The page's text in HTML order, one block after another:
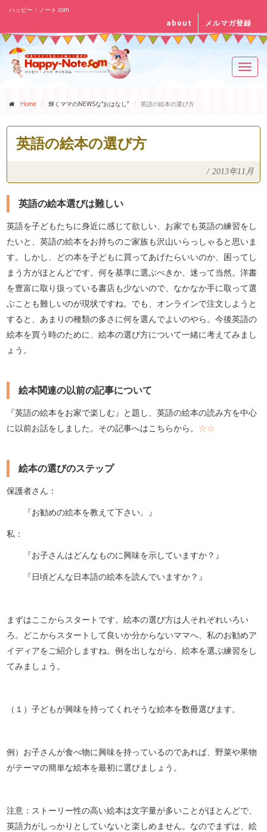
ハッピー・ノート.com
about メルマガ登録
Home 輝くママのNEWSな“おはなし” 英語の絵本の選び方
英語の絵本の選び方
/ 2013年11月
英語の絵本選びは難しい
英語を子どもたちに身近に感じて欲しい、お家でも英語の練習をし
たいと、英語の絵本をお持ちのご家族も沢山いらっしゃると思いま
す。しかし、どの本を子どもに買ってあげたらいいのか、困ってし
まう方がほとんどです。何を基準に選ぶべきか、迷って当然。洋書
を豊富に取り扱っている書店も少ないので、なかなか手に取って選
ぶことも難しいのが現状ですね。でも、オンラインで注文しようと
すると、あまりの種類の多さに何を選んでよいのやら。今後英語の
絵本を買う時のために、絵本の選び方について一緒に考えてみまし
ょう。
絵本関連の以前の記事について
『英語の絵本をお家で楽しむ』と題し、英語の絵本の読み方を中心
に以前お話をしました。その記事へはこちらから。 ☆☆
絵本の選びのステップ
保護者さん：
『お勧めの絵本を教えて下さい。』
私：
『お子さんはどんなものに興味を示していますか？』
『日頃どんな日本語の絵本を読んでいますか？』
まずはここからスタートです。絵本の選び方は人それぞれいろい
ろ。どこからスタートして良いか分からないママへ、私のお勧めア
イディアをご紹介しますね。例を出しながら、絵本を選ぶ練習をし
てみましょう。
（１）子どもが興味を持ってくれそうな絵本を数冊選びます。
例）お子さんが食べ物に興味を持っているのであれば、野菜や果物
がテーマの簡単な絵本を最初に選びましょう。
注意：ストーリー性の高い絵本は文字量が多いことがほとんどで、
英語力がしっかりとしていないと楽しめません。なのでまずは、絵